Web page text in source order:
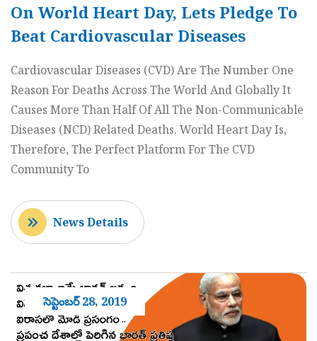
On World Heart Day, Lets Pledge To
Beat Cardiovascular Diseases
Cardiovascular Diseases (CVD) Are The Number One
Reason For Deaths Across The World And Globally It
Causes More Than Half Of All The Non-Communicable
Diseases (NCD) Related Deaths. World Heart Day Is,
Therefore, The Perfect Platform For The CVD
Community To
News Details
సెప్టెంబర్ 28, 2019